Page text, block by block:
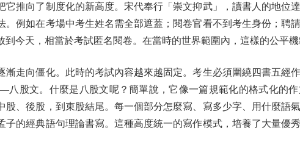
向了制度化的新高度。宋代奉行「崇文抑武」，讀書人的地位
例如在考場中考生姓名需全部遮蓋；閱卷官看不到考生身份；聘
今天，相當於考試匿名閱卷。在當時的世界範圍內，這樣的公平機
向僵化。此時的考試內容越來越固定。考生必須圍繞四書五經
股文。什麼是八股文呢？簡單說，它像一篇規範化的格式化的
、後股，到束股結尾。每一個部分怎麼寫、寫多少字、用什麼語
的經典語句理論書寫。這種高度統一的寫作模式，培養了大量優